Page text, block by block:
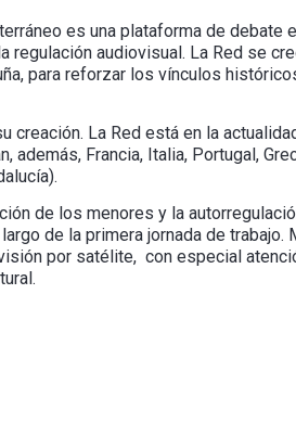
es una plataforma de
audiovisual. La Red se
para reforzar los vínculos
creación. La Red está en la
además, Francia, Italia, Portugal,
de los menores y la
de la primera jornada de
por satélite, con especial